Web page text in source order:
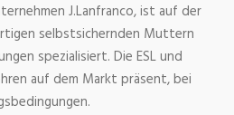
J.Lanfranco, ist auf der
selbstsichernden Muttern
spezialisiert. Die ESL und
auf dem Markt präsent, bei